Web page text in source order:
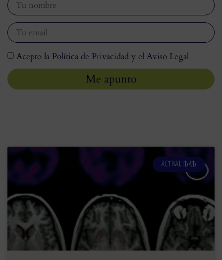
Acepto la Política de Privacidad y el Aviso Legal
Me apunto
ACTUALIDAD